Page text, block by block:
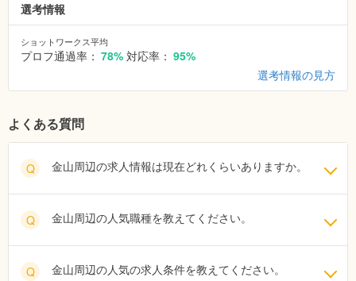
選考情報
ショットワークス平均
プロフ通過率： 78% 対応率： 95%
選考情報の見方
よくある質問
Q 金山周辺の求人情報は現在どれくらいありますか。
Q 金山周辺の人気職種を教えてください。
Q 金山周辺の人気の求人条件を教えてください。